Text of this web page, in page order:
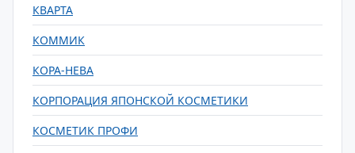
КВАРТА
КОММИК
КОРА-НЕВА
КОРПОРАЦИЯ ЯПОНСКОЙ КОСМЕТИКИ
КОСМЕТИК ПРОФИ